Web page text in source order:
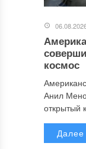
космос
Анил
открытый
Далее